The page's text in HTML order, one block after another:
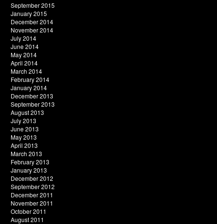
September 2015
January 2015
December 2014
November 2014
July 2014
June 2014
May 2014
April 2014
March 2014
February 2014
January 2014
December 2013
September 2013
August 2013
July 2013
June 2013
May 2013
April 2013
March 2013
February 2013
January 2013
December 2012
September 2012
December 2011
November 2011
October 2011
August 2011